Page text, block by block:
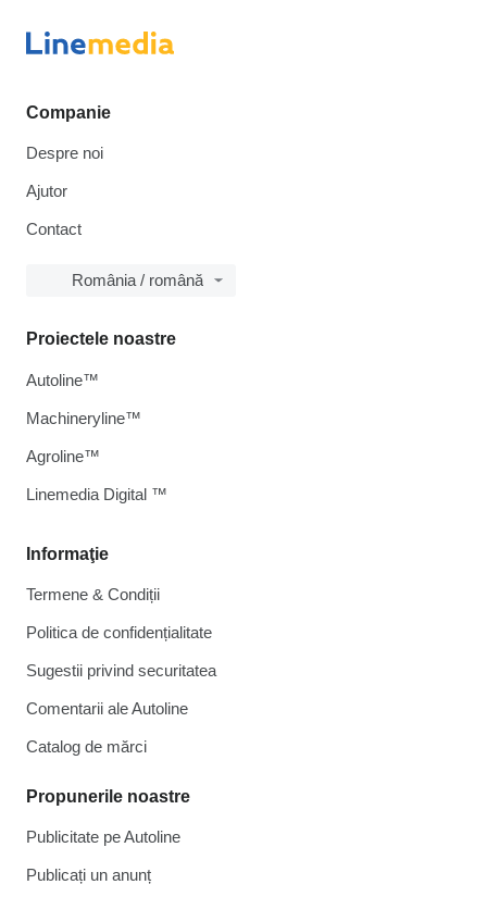
Companie
Despre noi
Ajutor
Contact
România / română
Informaţie
Termene & Condiții
Politica de confidențialitate
Sugestii privind securitatea
Comentarii ale Autoline
Catalog de mărcі
Propunerile noastre
Publicitate pe Autoline
Publicați un anunț
Proiectele noastre
Autoline™
Machineryline™
Agroline™
Linemedia Digital ™